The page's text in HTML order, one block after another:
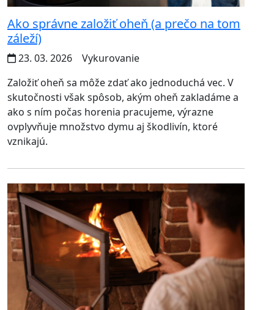
Ako správne založiť oheň (a prečo na tom
záleží)
23. 03. 2026
Vykurovanie
Založiť oheň sa môže zdať ako jednoduchá vec. V
skutočnosti však spôsob, akým oheň zakladáme a
ako s ním počas horenia pracujeme, výrazne
ovplyvňuje množstvo dymu aj škodlivín, ktoré
vznikajú.